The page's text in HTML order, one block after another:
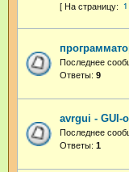
1
Последнее
Ответы: 9
avrgui - GUI-
Последнее
Ответы: 1